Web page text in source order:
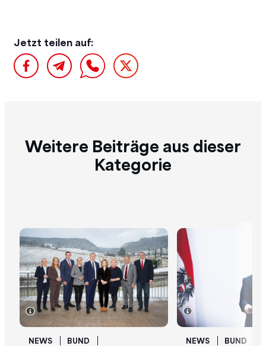
Jetzt teilen auf:
Weitere Beiträge aus dieser
Kategorie
NEWS
BUND
NEWS
BUND